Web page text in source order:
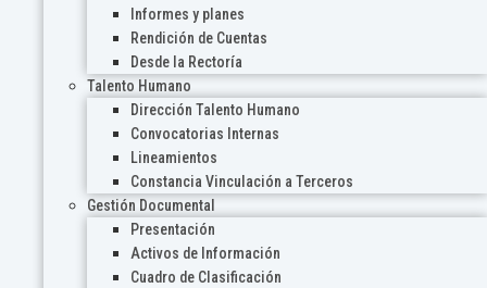
Informes y planes
Rendición de Cuentas
Desde la Rectoría
Talento Humano
Dirección Talento Humano
Convocatorias Internas
Lineamientos
Constancia Vinculación a Terceros
Gestión Documental
Presentación
Activos de Información
Cuadro de Clasificación